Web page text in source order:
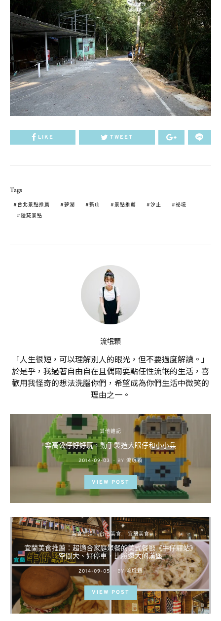
LIKE TWEET
Tags
台北景點推薦 夢湖 新山 景點推薦 汐止
祕境
隱藏景點
流氓顆
「人生很短，可以理解別人的眼光，但不要過度解讀。」
於是乎，我過著自由自在且偶爾耍點任性流氓的生活，喜
歡用我怪奇的想法洗腦你們，希望成為你們生活中微笑的
理由之一。
其他雜記
樂高公仔好好玩，動手製造大眼仔和小小兵
POSTED
ON
2014-09-03 BY 流氓顆
VIEW POST
美食生活 台灣美食 宜蘭美食
宜蘭美食推薦：超適合家庭聚餐的美式餐廳《牛仔驛站》
空間大、好停車，比臉還大的漢堡
POSTED
ON
2014-09-05 BY 流氓顆
VIEW POST